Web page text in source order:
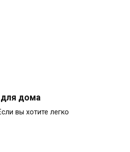
дома
вы хотите легко